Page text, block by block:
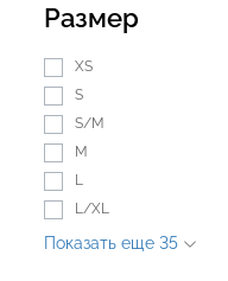
Размер
XS
S
S/M
M
L
L/XL
Показать еще 35